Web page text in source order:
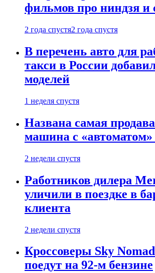
фильмов про ниндзя и
2 года спустя2 года спустя
В перечень авто для
такси в России
моделей
1 неделя спустя
Названа самая
машина с «автоматом»
2 недели спустя
Работников дилера
уличили в поездке в
клиента
2 недели спустя
Кроссоверы Sky
поедут на 92-м бензине